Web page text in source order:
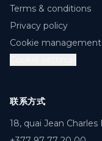
Terms & conditions
Privacy policy
Cookie management
联系方式
18, quai Jean